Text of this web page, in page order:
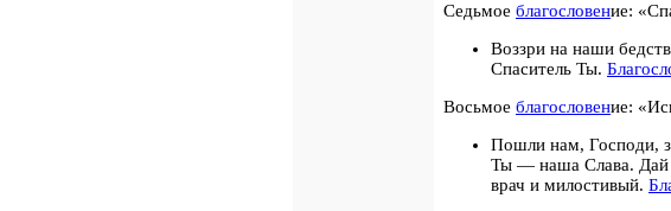
Седьмое благословение:
Воззри на наши
Спаситель Ты.
Восьмое благословение:
Пошли нам, Господи,
Ты — наша Слава. Дай
врач и милостивый.